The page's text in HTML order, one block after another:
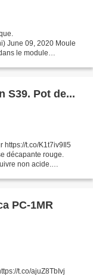
June 09, 2020 Moule
le module
S39. Pot de...
https://t.co/K1t7iv9Il5
décapante rouge.
non acide.
PC-1MR
t.co/ajuZ8TbIvj